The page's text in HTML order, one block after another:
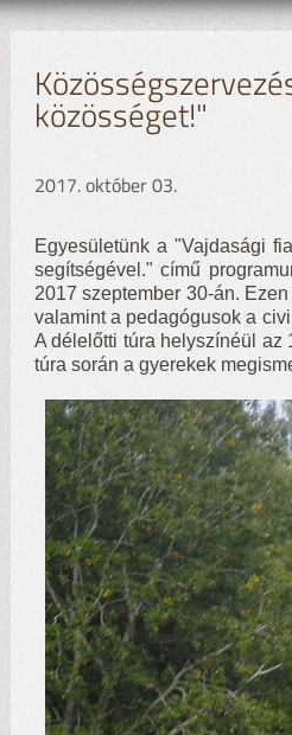
közösséget!"
2017. október 03.
Egyesületünk a "Vajdasági
segítségével." című
2017 szeptember 30-án.
valamint a pedagógusok a
A délelőtti túra helyszínéül az
túra során a gyerekek